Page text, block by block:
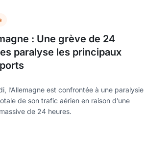
: Une grève de 24
paralyse les principaux
l’Allemagne est confrontée à une paralysie
de son trafic aérien en raison d’une
de 24 heures.